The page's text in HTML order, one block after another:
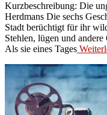
Kurzbeschreibung: Die
Herdmans Die sechs
Stadt berüchtigt für ihr
Stehlen, lügen und
Als sie eines Tages